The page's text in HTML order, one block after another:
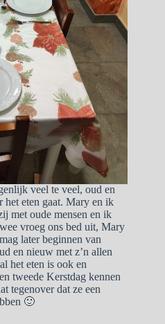
veel te veel, oud en
het eten gaat. Mary en ik
met oude mensen en ik
vroeg ons bed uit, Mary
later beginnen van
en nieuw met z’n allen
het eten is ook en
tweede Kerstdag kennen
tegenover dat ze een
🙂